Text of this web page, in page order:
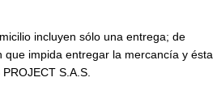
incluyen sólo una entrega; de
que impida entregar la mercancía y ésta
S.A.S.